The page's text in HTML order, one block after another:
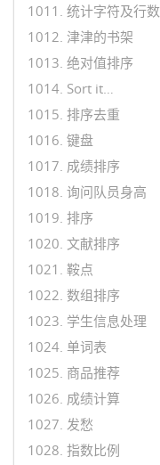
1011. 统计字符及行数
1012. 津津的书架
1013. 绝对值排序
1014. Sort it…
1015. 排序去重
1016. 键盘
1017. 成绩排序
1018. 询问队员身高
1019. 排序
1020. 文献排序
1021. 鞍点
1022. 数组排序
1023. 学生信息处理
1024. 单词表
1025. 商品推荐
1026. 成绩计算
1027. 发愁
1028. 指数比例